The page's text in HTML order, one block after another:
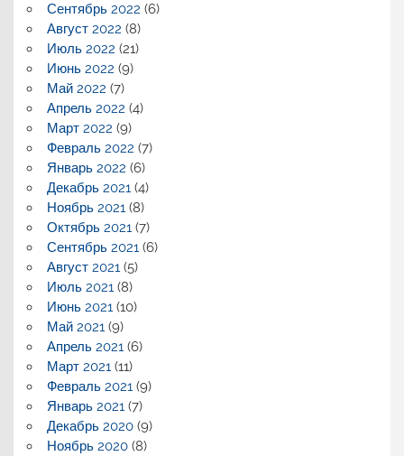
Сентябрь 2022 (6)
Август 2022 (8)
Июль 2022 (21)
Июнь 2022 (9)
Май 2022 (7)
Апрель 2022 (4)
Март 2022 (9)
Февраль 2022 (7)
Январь 2022 (6)
Декабрь 2021(4)
Ноябрь 2021(8)
Октябрь 2021(7)
Сентябрь 2021(6)
Август 2021(5)
Июль 2021(8)
Июнь 2021(10)
Май 2021(9)
Апрель 2021(6)
Март 2021(11)
Февраль 2021(9)
Январь 2021(7)
Декабрь 2020(9)
Ноябрь 2020(8)